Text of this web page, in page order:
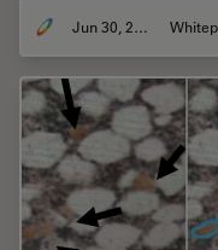
Jun 30, 2026